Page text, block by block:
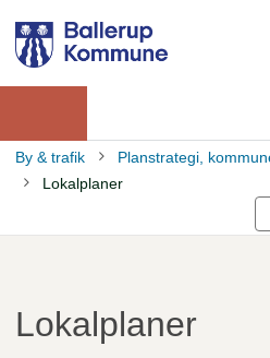
hovedindhold
Primær
navigation
Brødkrumme
By & trafik
Planstrategi,
Lokalplaner
Lokalplaner